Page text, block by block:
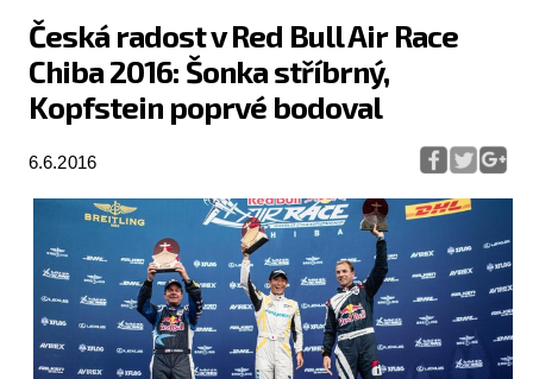
Česká radost v Red Bull Air Race
Chiba 2016: Šonka stříbrný,
Kopfstein poprvé bodoval
6.6.2016
Flying Revue
Články
Pro piloty
Série & speciály
Letecká videa
Aktuální FR + archiv